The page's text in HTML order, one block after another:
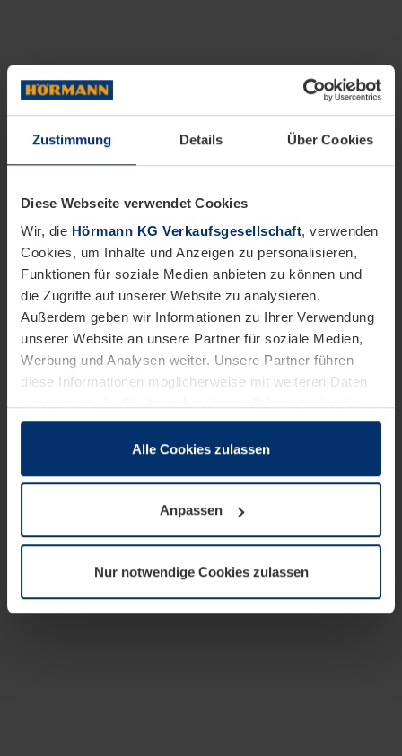
Zustimmung Details Über Cookies
Diese Webseite verwendet Cookies
Wir, die Hörmann KG Verkaufsgesellschaft, verwenden
Cookies, um Inhalte und Anzeigen zu personalisieren,
Funktionen für soziale Medien anbieten zu können und
die Zugriffe auf unserer Website zu analysieren.
Außerdem geben wir Informationen zu Ihrer Verwendung
unserer Website an unsere Partner für soziale Medien,
Werbung und Analysen weiter. Unsere Partner führen
diese Informationen möglicherweise mit weiteren Daten
sie im Rahmen Ihrer Nutzung der Dienste gesammelt
wenn diese für den Betrieb dieser Seite unbedingt
notwendig sind. Für alle anderen Cookie-Typen benötigen
wir Ihre Erlaubnis. Ihre Einwilligung können Sie jederzeit
Datenschutzerklärungunserer Website ändern oder
widerrufen.
Alle Cookies zulassen
Anpassen
Nur notwendige Cookies zulassen